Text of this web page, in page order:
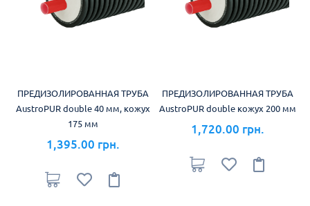
ПРЕДИЗОЛИРОВАННАЯ ТРУБА
AustroPUR double 40 мм, кожух
175 мм
1,395.00 грн.
ПРЕДИЗОЛИРОВАННАЯ ТРУБА
AustroPUR double кожух 200 мм
1,720.00 грн.